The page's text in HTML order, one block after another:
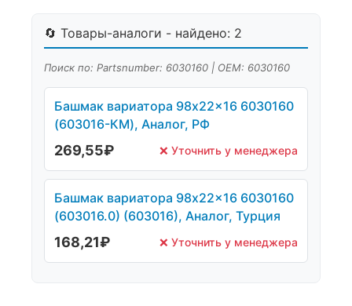
🔄 Товары-аналоги - найдено: 2
Поиск по: Partsnumber: 6030160 | OEM: 6030160
Башмак вариатора 98x22x16 6030160
(603016-КМ), Аналог, РФ
269,55₽ ❌ Уточнить у менеджера
Башмак вариатора 98x22x16 6030160
(603016.0) (603016), Аналог, Турция
168,21₽ ❌ Уточнить у менеджера